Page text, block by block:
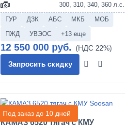
300, 310, 340, 360 л.с.
ГУР ДЗК АБС МКБ
МОБ
ПЖД
УВЭОС +13 еще
12 550 000 руб.
Запросить скидку
Под заказ до 10 дней
КАМАЗ 6520 тягач с КМУ